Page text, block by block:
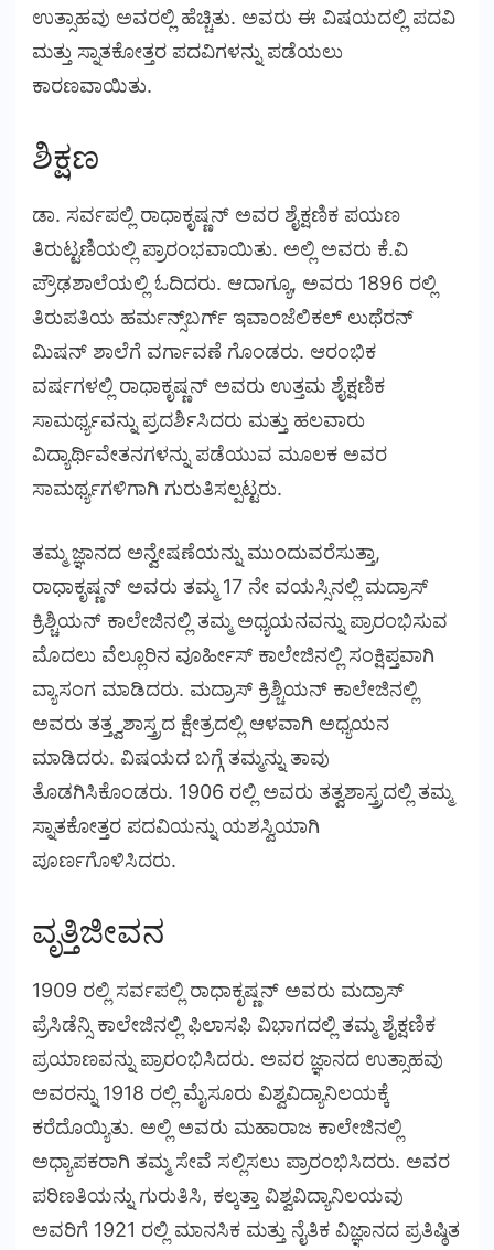
ಉತ್ಸಾಹವು ಅವರಲ್ಲಿ ಹೆಚ್ಚಿತು. ಅವರು ಈ ವಿಷಯದಲ್ಲಿ ಪದವಿ
ಮತ್ತು ಸ್ನಾತಕೋತ್ತರ ಪದವಿಗಳನ್ನು ಪಡೆಯಲು
ಕಾರಣವಾಯಿತು.
ಶಿಕ್ಷಣ
ಡಾ. ಸರ್ವಪಲ್ಲಿ ರಾಧಾಕೃಷ್ಣನ್ ಅವರ ಶೈಕ್ಷಣಿಕ ಪಯಣ
ತಿರುಟ್ಟಣಿಯಲ್ಲಿ ಪ್ರಾರಂಭವಾಯಿತು. ಅಲ್ಲಿ ಅವರು ಕೆ.ವಿ
ಪ್ರೌಢಶಾಲೆಯಲ್ಲಿ ಓದಿದರು. ಆದಾಗ್ಯೂ, ಅವರು 1896 ರಲ್ಲಿ
ತಿರುಪತಿಯ ಹರ್ಮನ್ಸ್‌ಬರ್ಗ್ ಇವಾಂಜೆಲಿಕಲ್ ಲುಥೆರನ್
ಮಿಷನ್ ಶಾಲೆಗೆ ವರ್ಗಾವಣೆ ಗೊಂಡರು. ಆರಂಭಿಕ
ವರ್ಷಗಳಲ್ಲಿ ರಾಧಾಕೃಷ್ಣನ್ ಅವರು ಉತ್ತಮ ಶೈಕ್ಷಣಿಕ
ಸಾಮರ್ಥ್ಯವನ್ನು ಪ್ರದರ್ಶಿಸಿದರು ಮತ್ತು ಹಲವಾರು
ವಿದ್ಯಾರ್ಥಿವೇತನಗಳನ್ನು ಪಡೆಯುವ ಮೂಲಕ ಅವರ
ಸಾಮರ್ಥ್ಯಗಳಿಗಾಗಿ ಗುರುತಿಸಲ್ಪಟ್ಟರು.
ತಮ್ಮ ಜ್ಞಾನದ ಅನ್ವೇಷಣೆಯನ್ನು ಮುಂದುವರೆಸುತ್ತಾ,
ರಾಧಾಕೃಷ್ಣನ್ ಅವರು ತಮ್ಮ 17 ನೇ ವಯಸ್ಸಿನಲ್ಲಿ ಮದ್ರಾಸ್
ಕ್ರಿಶ್ಚಿಯನ್ ಕಾಲೇಜಿನಲ್ಲಿ ತಮ್ಮ ಅಧ್ಯಯನವನ್ನು ಪ್ರಾರಂಭಿಸುವ
ಮೊದಲು ವೆಲ್ಲೂರಿನ ವೂರ್ಹೀಸ್ ಕಾಲೇಜಿನಲ್ಲಿ ಸಂಕ್ಷಿಪ್ತವಾಗಿ
ವ್ಯಾಸಂಗ ಮಾಡಿದರು. ಮದ್ರಾಸ್ ಕ್ರಿಶ್ಚಿಯನ್ ಕಾಲೇಜಿನಲ್ಲಿ
ಅವರು ತತ್ತ್ವಶಾಸ್ತ್ರದ ಕ್ಷೇತ್ರದಲ್ಲಿ ಆಳವಾಗಿ ಅಧ್ಯಯನ
ಮಾಡಿದರು. ವಿಷಯದ ಬಗ್ಗೆ ತಮ್ಮನ್ನು ತಾವು
ತೊಡಗಿಸಿಕೊಂಡರು. 1906 ರಲ್ಲಿ ಅವರು ತತ್ವಶಾಸ್ತ್ರದಲ್ಲಿ ತಮ್ಮ
ಸ್ನಾತಕೋತ್ತರ ಪದವಿಯನ್ನು ಯಶಸ್ವಿಯಾಗಿ
ಪೂರ್ಣಗೊಳಿಸಿದರು.
ವೃತ್ತಿಜೀವನ
1909 ರಲ್ಲಿ ಸರ್ವಪಲ್ಲಿ ರಾಧಾಕೃಷ್ಣನ್ ಅವರು ಮದ್ರಾಸ್
ಪ್ರೆಸಿಡೆನ್ಸಿ ಕಾಲೇಜಿನಲ್ಲಿ ಫಿಲಾಸಫಿ ವಿಭಾಗದಲ್ಲಿ ತಮ್ಮ ಶೈಕ್ಷಣಿಕ
ಪ್ರಯಾಣವನ್ನು ಪ್ರಾರಂಭಿಸಿದರು. ಅವರ ಜ್ಞಾನದ ಉತ್ಸಾಹವು
ಅವರನ್ನು 1918 ರಲ್ಲಿ ಮೈಸೂರು ವಿಶ್ವವಿದ್ಯಾನಿಲಯಕ್ಕೆ
ಕರೆದೊಯ್ಯಿತು. ಅಲ್ಲಿ ಅವರು ಮಹಾರಾಜ ಕಾಲೇಜಿನಲ್ಲಿ
ಅಧ್ಯಾಪಕರಾಗಿ ತಮ್ಮ ಸೇವೆ ಸಲ್ಲಿಸಲು ಪ್ರಾರಂಭಿಸಿದರು. ಅವರ
ಪರಿಣತಿಯನ್ನು ಗುರುತಿಸಿ, ಕಲ್ಕತ್ತಾ ವಿಶ್ವವಿದ್ಯಾನಿಲಯವು
ಅವರಿಗೆ 1921 ರಲ್ಲಿ ಮಾನಸಿಕ ಮತ್ತು ನೈತಿಕ ವಿಜ್ಞಾನದ ಪ್ರತಿಷ್ಠಿತ